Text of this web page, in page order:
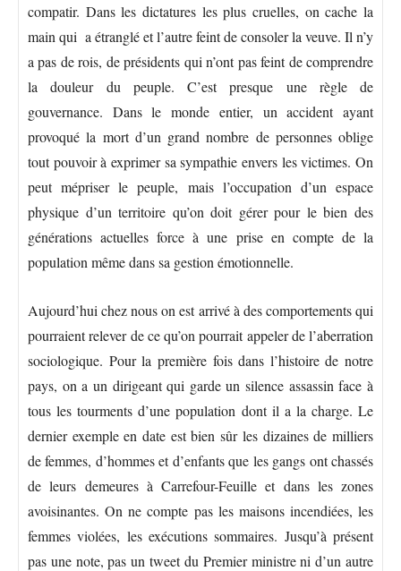
compatir. Dans les dictatures les plus cruelles, on cache la
main qui a étranglé et l’autre feint de consoler la veuve. Il n’y
a pas de rois, de présidents qui n’ont pas feint de comprendre
la douleur du peuple. C’est presque une règle de
gouvernance. Dans le monde entier, un accident ayant
provoqué la mort d’un grand nombre de personnes oblige
tout pouvoir à exprimer sa sympathie envers les victimes. On
peut mépriser le peuple, mais l’occupation d’un espace
physique d’un territoire qu’on doit gérer pour le bien des
générations actuelles force à une prise en compte de la
population même dans sa gestion émotionnelle.
Aujourd’hui chez nous on est arrivé à des comportements qui
pourraient relever de ce qu’on pourrait appeler de l’aberration
sociologique. Pour la première fois dans l’histoire de notre
pays, on a un dirigeant qui garde un silence assassin face à
tous les tourments d’une population dont il a la charge. Le
dernier exemple en date est bien sûr les dizaines de milliers
de femmes, d’hommes et d’enfants que les gangs ont chassés
de leurs demeures à Carrefour-Feuille et dans les zones
avoisinantes. On ne compte pas les maisons incendiées, les
femmes violées, les exécutions sommaires. Jusqu’à présent
pas une note, pas un tweet du Premier ministre ni d’un autre